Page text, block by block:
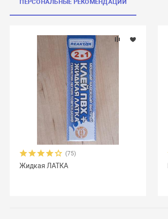
ПЕРСОНАЛЬНЫЕ РЕКОМЕНДАЦИИ
(75)
Жидкая ЛАТКА